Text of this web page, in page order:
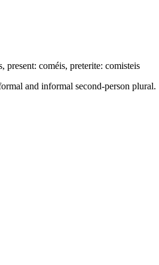
coméis, preterite: comisteis
and informal second-person plural.